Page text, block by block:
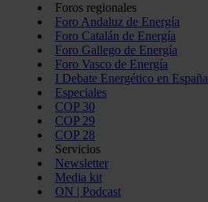
Foros regionales
Foro Andaluz de Energía
Foro Catalán de Energía
Foro Gallego de Energía
Foro Vasco de Energía
I Debate Energético en España
Especiales
COP 30
COP 29
COP 28
Servicios
Newsletter
Media kit
ON | Podcast